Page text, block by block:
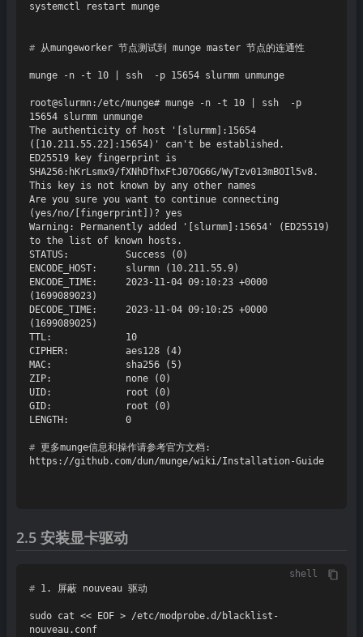
# 从mungeworker 节点测试到 munge master 节点的连通性
munge -n -t 10 | ssh  -p 15654 slurmm unmunge
root@slurmn:/etc/munge# munge -n -t 10 | ssh  -p
15654 slurmm unmunge
The authenticity of host '[slurmm]:15654
([10.211.55.22]:15654)' can't be established.
ED25519 key fingerprint is
SHA256:hKrLsmx9/fXNhDfhxFtJ07OG6G/WyTzv013mBOIl5v8.
This key is not known by any other names
Are you sure you want to continue connecting
(yes/no/[fingerprint])? yes
Warning: Permanently added '[slurmm]:15654' (ED25519)
to the list of known hosts.
STATUS:          Success (0)
ENCODE_HOST:     slurmn (10.211.55.9)
ENCODE_TIME:     2023-11-04 09:10:23 +0000
(1699089023)
DECODE_TIME:     2023-11-04 09:10:25 +0000
(1699089025)
TTL:             10
CIPHER:          aes128 (4)
MAC:             sha256 (5)
ZIP:             none (0)
UID:             root (0)
GID:             root (0)
# 更多munge信息和操作请参考官方文档:
https://github.com/dun/munge/wiki/Installation-Guide
2.5 安装显卡驱动
shell
# 1. 屏蔽 nouveau 驱动
sudo cat << EOF > /etc/modprobe.d/blacklist-
nouveau.conf